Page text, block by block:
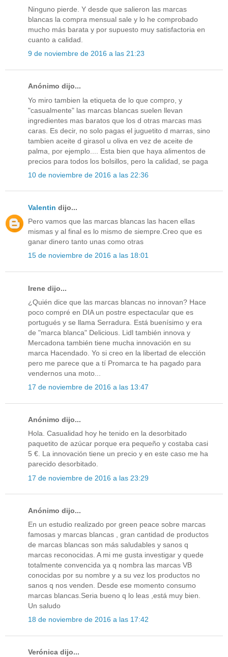
Ninguno pierde. Y desde que salieron las marcas
blancas la compra mensual sale y lo he comprobado
mucho más barata y por supuesto muy satisfactoria en
cuanto a calidad.
9 de noviembre de 2016 a las 21:23
Anónimo dijo...
Yo miro tambien la etiqueta de lo que compro, y
"casualmente" las marcas blancas suelen llevan
ingredientes mas baratos que los d otras marcas mas
caras. Es decir, no solo pagas el juguetito d marras, sino
tambien aceite d girasol u oliva en vez de aceite de
palma, por ejemplo.... Esta bien que haya alimentos de
precios para todos los bolsillos, pero la calidad, se paga
10 de noviembre de 2016 a las 22:36
Valentin dijo...
Pero vamos que las marcas blancas las hacen ellas
mismas y al final es lo mismo de siempre.Creo que es
ganar dinero tanto unas como otras
15 de noviembre de 2016 a las 18:01
Irene dijo...
¿Quién dice que las marcas blancas no innovan? Hace
poco compré en DIA un postre espectacular que es
portugués y se llama Serradura. Está buenísimo y era
de "marca blanca" Delicious. Lidl también innova y
Mercadona también tiene mucha innovación en su
marca Hacendado. Yo si creo en la libertad de elección
pero me parece que a tí Promarca te ha pagado para
vendernos una moto...
17 de noviembre de 2016 a las 13:47
Anónimo dijo...
Hola. Casualidad hoy he tenido en la desorbitado
paquetito de azúcar porque era pequeño y costaba casi
5 €. La innovación tiene un precio y en este caso me ha
parecido desorbitado.
17 de noviembre de 2016 a las 23:29
Anónimo dijo...
En un estudio realizado por green peace sobre marcas
famosas y marcas blancas , gran cantidad de productos
de marcas blancas son más saludables y sanos q
marcas reconocidas. A mi me gusta investigar y quede
totalmente convencida ya q nombra las marcas VB
conocidas por su nombre y a su vez los productos no
sanos q nos venden. Desde ese momento consumo
marcas blancas.Seria bueno q lo leas ,está muy bien.
Un saludo
18 de noviembre de 2016 a las 17:42
Verónica dijo...